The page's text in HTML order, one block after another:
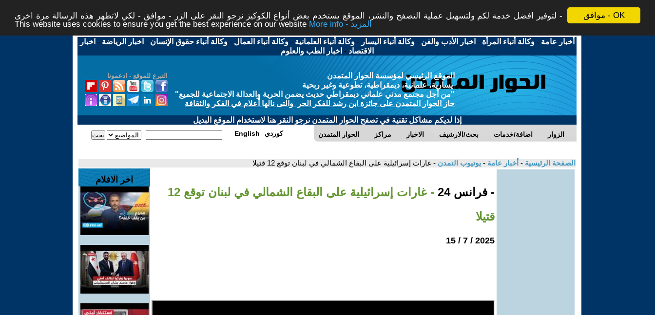
موافق - OK
لتوفير افضل خدمة لكم ولتسهيل عملية التصفح والنشر، الموقع يستخدم بعض أنواع الكوكيز نرجو النقر على الزر - موافق - لكي لاتظهر هذه الرسالة مرة اخرى -
This website uses cookies to ensure you get the best experience on our website
More info - المزيد
أخبار عامة -وكالة أنباء المرأة - اخبار الأدب والفن -وكالة أنباء اليسار -وكالة أنباء العلمانية -وكالة أنباء العمال -وكالة أنباء حقوق الإنسان - اخبار الرياضة - اخبار
الاقتصاد - اخبار الطب والعلوم
التبرع للموقع - ادعمونا
الموقع الرئيسي لمؤسسة الحوار المتمدن
يسارية، علمانية، ديمقراطية، تطوعية وغير ربحية
"من أجل مجتمع مدني علماني ديمقراطي حديث يضمن الحرية والعدالة الاجتماعية للجميع"
حاز الحوار المتمدن على جائزة ابن رشد للفكر الحر والتى نالها أعلام في الفكر والثقافة
إذا لديكم مشاكل تقنية في تصفح الحوار المتمدن نرجو النقر هنا لاستخدام الموقع البديل
الحوار المتمدن مراكز الاخبار بحث/الارشيف اضافة/خدمات الزوار English كوردي
الصفحة الرئيسية - أخبار عامة - يوتيوب التمدن - غارات إسرائيلية على البقاع الشمالي في لبنان توقع 12 قتيلا
- فرانس 24
- غارات إسرائيلية على البقاع الشمالي في لبنان توقع 12
قتيلا
2025 / 7 / 15
اخر الافلام